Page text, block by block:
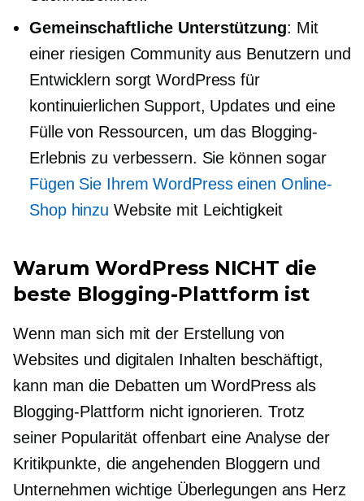
Gemeinschaftliche Unterstützung: Mit
einer riesigen Community aus Benutzern und
Entwicklern sorgt WordPress für
kontinuierlichen Support, Updates und eine
Fülle von Ressourcen, um das Blogging-
Erlebnis zu verbessern. Sie können sogar
Fügen Sie Ihrem WordPress einen Online-
Shop hinzu Website mit Leichtigkeit
Warum WordPress NICHT die
beste Blogging-Plattform ist
Wenn man sich mit der Erstellung von
Websites und digitalen Inhalten beschäftigt,
kann man die Debatten um WordPress als
Blogging-Plattform nicht ignorieren. Trotz
seiner Popularität offenbart eine Analyse der
Kritikpunkte, die angehenden Bloggern und
Unternehmen wichtige Überlegungen ans Herz